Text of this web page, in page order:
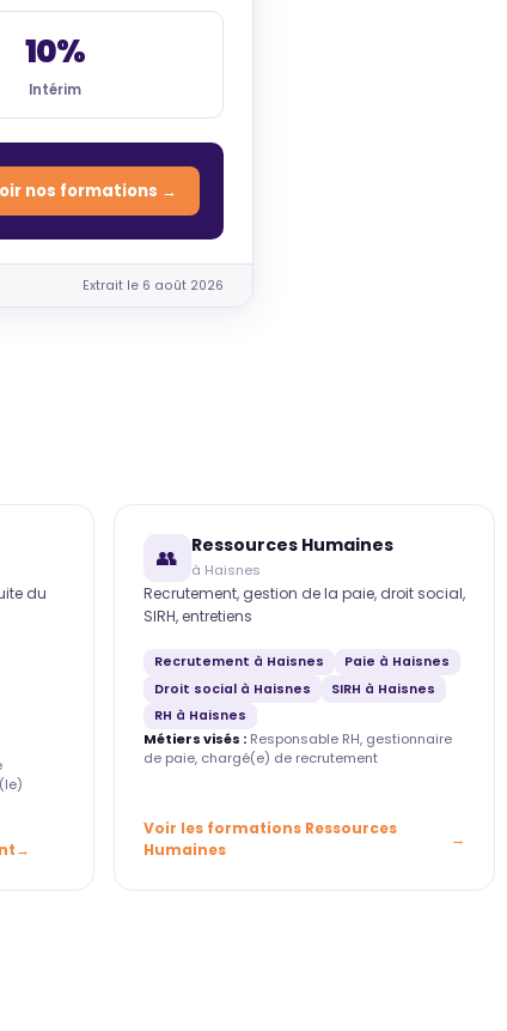
10%
Intérim
nos formations →
Extrait le 6 août 2026
du
👥 Ressources Humaines
à Haisnes
Recrutement, gestion de la paie, droit social,
SIRH, entretiens
Recrutement à Haisnes
Paie à Haisnes
Droit social à Haisnes
SIRH à Haisnes
RH à Haisnes
Métiers visés : Responsable RH, gestionnaire
de paie, chargé(e) de recrutement
Voir les formations Ressources
Humaines